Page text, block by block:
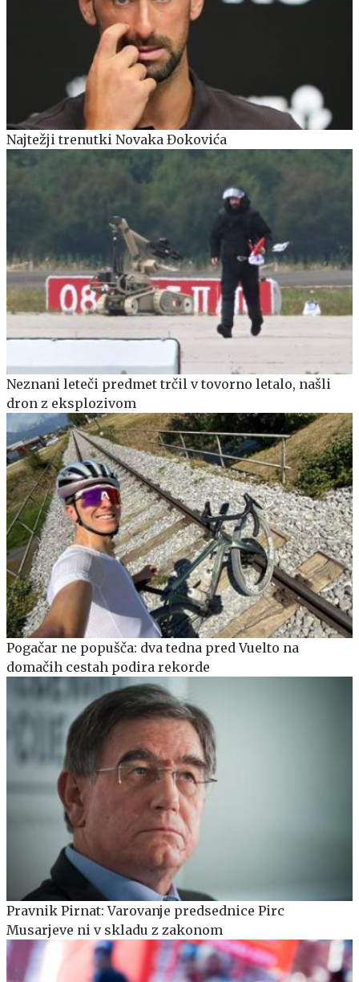
Najtežji trenutki Novaka Đokovića
Neznani leteči predmet trčil v tovorno letalo, našli
dron z eksplozivom
Pogačar ne popušča: dva tedna pred Vuelto na
domačih cestah podira rekorde
Pravnik Pirnat: Varovanje predsednice Pirc
Musarjeve ni v skladu z zakonom